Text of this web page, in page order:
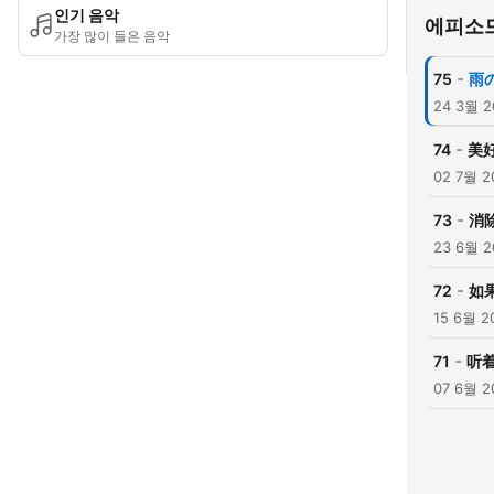
인기 음악
가장 많이 들은 음악 에피소
75 - 雨
24 3월
74 - 美
02 7월
73 - 消
23 6월
72 - 如
15 6월
71 - 听
07 6월